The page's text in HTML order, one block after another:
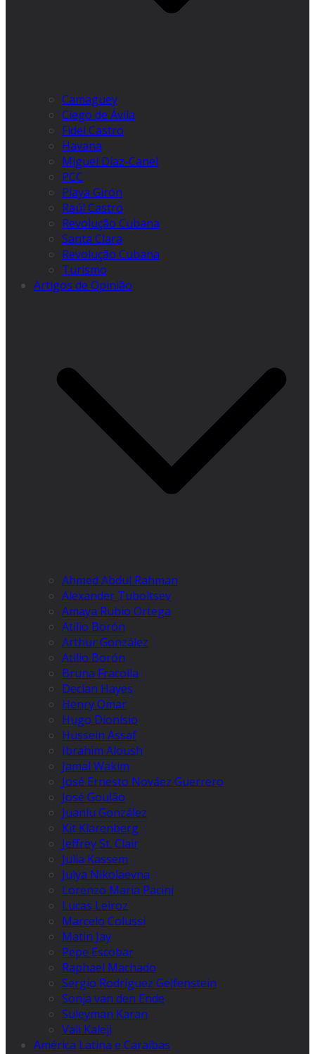
Camagüey
Ciego de Ávila
Fidel Castro
Havana
Miguel Díaz-Canel
PCC
Playa Girón
Raúl Castro
Revolução Cubana
Santa Clara
Revolução Cubana
Turismo
Artigos de Opinião
Ahmed Abdul Rahman
Alexander Tuboltsev
Amaya Rubio Ortega
Atilio Borón
Arthur González
Atilio Borón
Bruna Fracolla
Declan Hayes
Henry Omar
Hugo Dionísio
Hussein Assaf
Ibrahim Aloush
Jamal Wakim
José Ernesto Nováez Guerrero
José Goulão
Juanlu González
Kit Klarenberg
Jeffrey St. Clair
Julia Kassem
Julya Nikolaevna
Lorenzo Maria Pacini
Lucas Leiroz
Marcelo Colussi
Matin Jay
Pepe Escobar
Raphael Machado
Sergio Rodríguez Gelfenstein
Sonja van den Ende
Suleyman Karan
Vali Kaleji
América Latina e Caraíbas